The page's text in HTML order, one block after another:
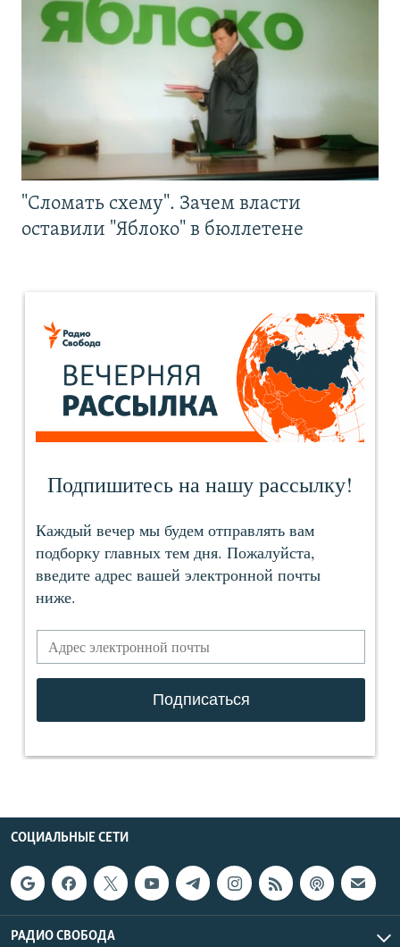
"Сломать схему". Зачем власти
оставили "Яблоко" в бюллетене
СОЦИАЛЬНЫЕ СЕТИ
РАДИО СВОБОДА